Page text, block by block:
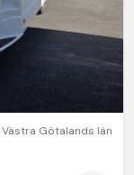
Västra Götalands län